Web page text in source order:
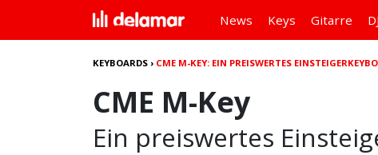
News Keys Gitarre DJ
KEYBOARDS › CME M-KEY: EIN PREISWERTES
CME M-Key
Ein preiswertes